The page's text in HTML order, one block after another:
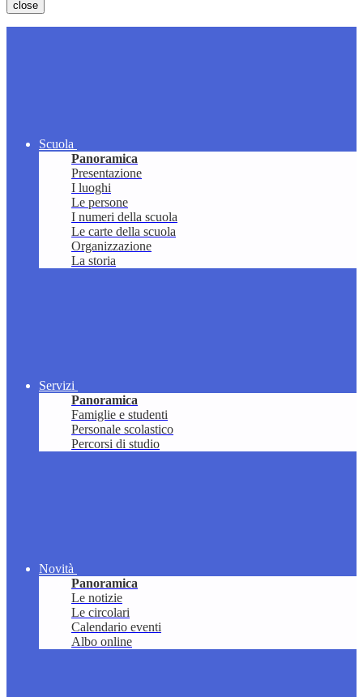
close
Scuola
Panoramica
Presentazione
I luoghi
Le persone
I numeri della scuola
Le carte della scuola
Organizzazione
La storia
Servizi
Panoramica
Famiglie e studenti
Personale scolastico
Percorsi di studio
Novità
Panoramica
Le notizie
Le circolari
Calendario eventi
Albo online